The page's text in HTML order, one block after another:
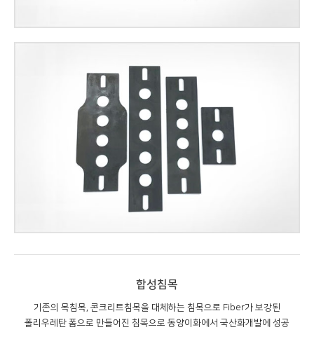
합성침목
기존의 목침목, 콘크리트침목을 대체하는 침목으로 Fiber가 보강된
폴리우레탄 폼으로 만들어진 침목으로 동양이화에서 국산화개발에 성공